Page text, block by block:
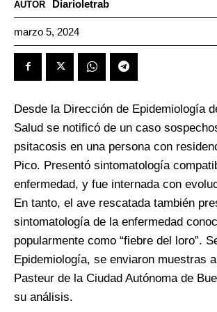
AUTOR Diarioletrab
marzo 5, 2024
Desde la Dirección de Epidemiología
Salud se notificó de un caso
psitacosis en una persona con
Pico. Presentó sintomatología
enfermedad, y fue internada con
En tanto, el ave rescatada también
sintomatología de la enfermedad
popularmente como “fiebre del loro”.
Epidemiología, se enviaron muestras
Pasteur de la Ciudad Autónoma de
su análisis.